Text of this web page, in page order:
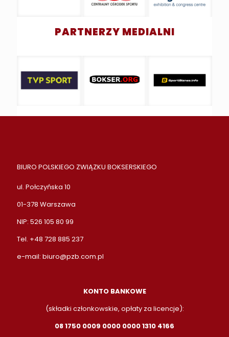
PARTNERZY MEDIALNI
BIURO POLSKIEGO ZWIĄZKU BOKSERSKIEGO
ul. Połczyńska 10
01-378 Warszawa
NIP: 526 105 80 99
Tel. +48 728 885 237
e-mail: biuro@pzb.com.pl
KONTO BANKOWE
(składki członkowskie, opłaty za licencje):
08 1750 0009 0000 0000 1310 4166